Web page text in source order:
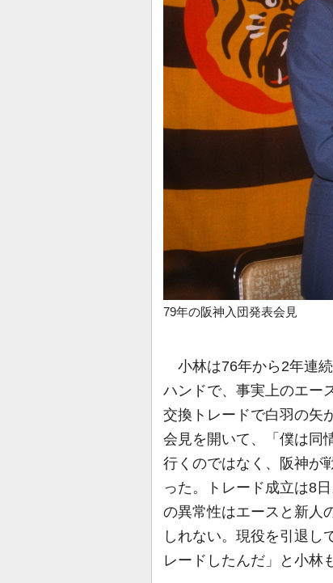
79年の阪神入団発表会見
小林は76年から2年連
ハンドで、事実上のエー
交換トレードで白羽の矢
会見を開いて、「僕は同
行くのではなく、阪神が
った。トレード成立は8
の異常性はエースと新人
しれない。現役を引退し
レードしたんだ」と小林